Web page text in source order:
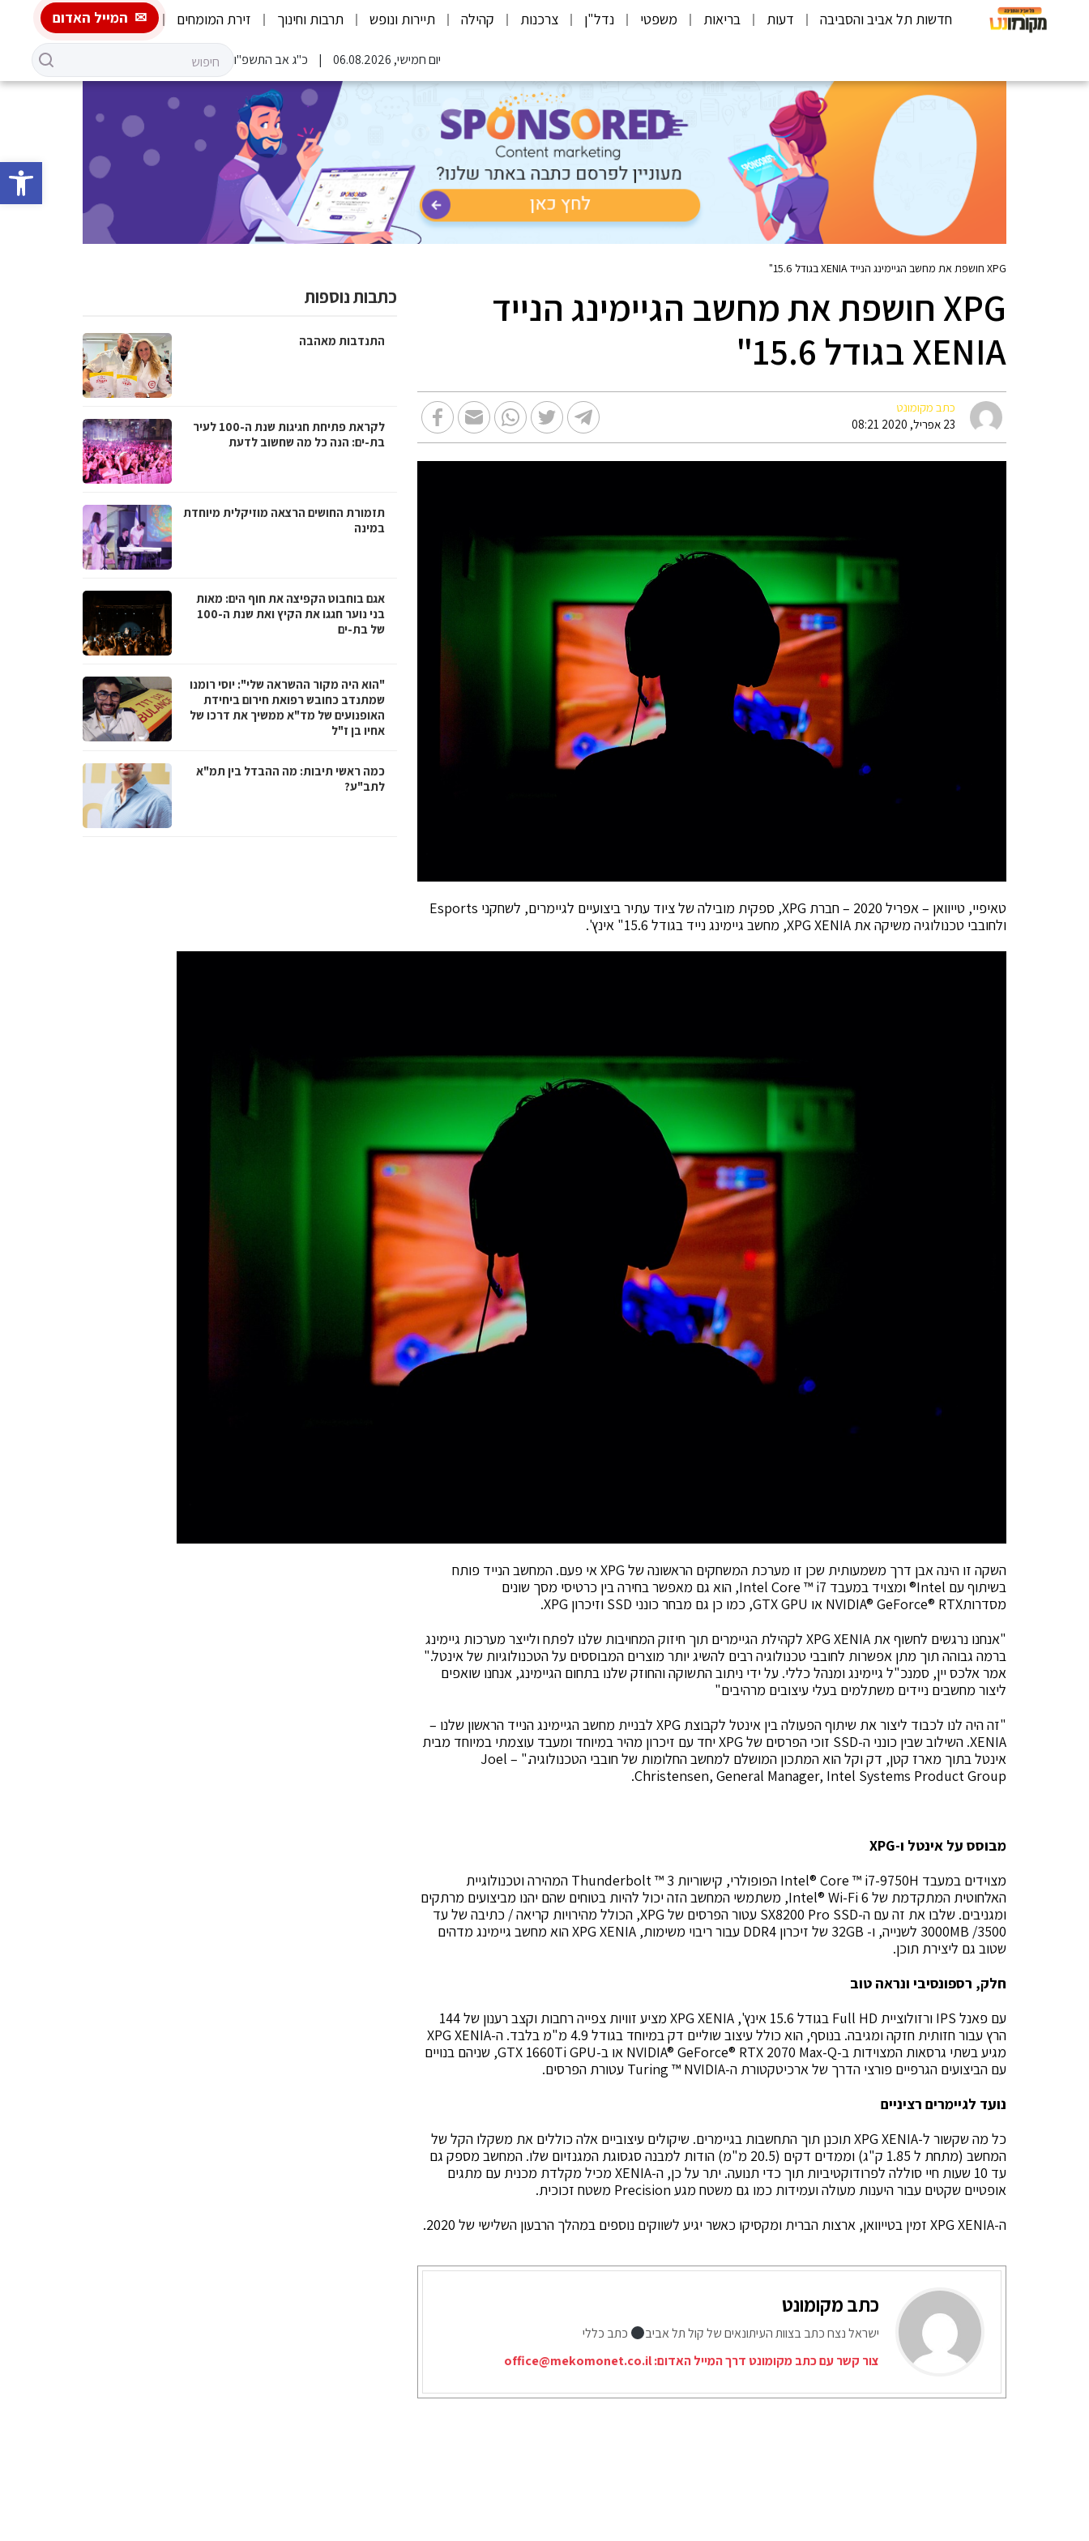
פתח
חדשות תל אביב והסביבה דעות בריאות משפטי נדל"ן צרכנות קהילה תיירות ונופש תרבות וחינוך זירת המומחים המייל האדום
יום חמישי, 06.08.2026 כ"ג אב התשפ"ו
XPG חושפת את מחשב הגיימינג הנייד XENIA בגודל 15.6"
XPG חושפת את מחשב הגיימינג הנייד
XENIA בגודל 15.6"
כתב מקומונט
23 אפריל, 2020 08:21
טאיפיי, טייוואן – אפריל 2020 – חברת XPG, ספקית מובילה של ציוד עתיר ביצועיים לגיימרים, לשחקני Esports
ולחובבי טכנולוגיה משיקה את XPG XENIA, מחשב גיימינג נייד בגודל 15.6" אינץ'.
השקה זו הינה אבן דרך משמעותית שכן זו מערכת המשחקים הראשונה של XPG אי פעם. המחשב הנייד פותח
בשיתוף עם Intel® ומצויד במעבד Intel Core ™ i7, הוא גם מאפשר בחירה בין כרטיסי מסך שונים
מסדרותNVIDIA® GeForce® RTX או GTX GPU, כמו כן גם מבחר כונני SSD וזיכרון XPG.
"אנחנו נרגשים לחשוף את XPG XENIA לקהילת הגיימרים תוך חיזוק המחויבות שלנו לפתח ולייצר מערכות גיימינג
ברמה גבוהה תוך מתן אפשרות לחובבי טכנולוגיה רבים להשיג יותר מוצרים המבוססים על הטכנולוגיות של אינטל."
אמר אלכס יין, סמנכ"ל גיימינג ומנהל כללי. על ידי ניתוב התשוקה והחוזק שלנו בתחום הגיימינג, אנחנו שואפים
ליצור מחשבים ניידים משתלמים בעלי עיצובים מרהיבים"
"זה היה לנו לכבוד ליצור את שיתוף הפעולה בין אינטל לקבוצת XPG לבניית מחשב הגיימינג הנייד הראשון שלנו –
XENIA. השילוב שבין כונני ה-SSD זוכי הפרסים של XPG יחד עם זיכרון מהיר במיוחד ומעבד עוצמתי במיוחד מבית
אינטל בתוך מארז קטן, דק וקל הוא המתכון המושלם למחשב החלומות של חובבי הטכנולוגיה." – Joel
Christensen, General Manager, Intel Systems Product Group.
מבוסס על אינטל ו-XPG
מצוידים במעבד Intel® Core ™ i7-9750H הפופולרי, קישוריות Thunderbolt ™ 3 המהירה וטכנולוגיית
האלחוטית המתקדמת של Intel® Wi-Fi 6, משתמשי המחשב הזה יכול להיות בטוחים שהם יהנו מביצועים מרתקים
ומגניבים. שלבו את זה עם ה-SX8200 Pro SSD עטור הפרסים של XPG, הכולל מהירויות קריאה / כתיבה של עד
3500/ 3000MB לשנייה, ו- 32GB של זיכרון DDR4 עבור ריבוי משימות, XPG XENIA הוא מחשב גיימינג מדהים
שטוב גם ליצירת תוכן.
חלק, רספונסיבי ונראה טוב
עם פאנל IPS ורזולוציית Full HD בגודל 15.6 אינץ', XPG XENIA מציע זוויות צפייה רחבות וקצב רענון של 144
הרץ עבור חזותית חזקה ומגיבה. בנוסף, הוא כולל עיצוב שוליים דק במיוחד בגודל 4.9 מ"מ בלבד. ה-XPG XENIA
מגיע בשתי גרסאות המצוידות ב-NVIDIA® GeForce® RTX 2070 Max-Q או ב-GTX 1660Ti GPU, שניהם בנויים
עם הביצועים הגרפיים פורצי הדרך של ארכיטקטורת ה-Turing ™ NVIDIA עטורת הפרסים.
נועד לגיימרים רציניים
כל מה שקשור ל-XPG XENIA תוכנן תוך התחשבות בגיימרים. שיקולים עיצוביים אלה כוללים את משקלו הקל של
המחשב (מתחת ל 1.85 ק"ג) וממדים דקים (20.5 מ"מ) הודות למבנה סגסוגת המגנזיום שלו. המחשב מספק גם
עד 10 שעות חיי סוללה לפרודוקטיביות תוך כדי תנועה. יתר על כן, ה-XENIA מכיל מקלדת מכנית עם מתגים
אופטיים שקטים עבור היענות מעולה ועמידות כמו גם משטח מגע Precision משטח זכוכית.
ה-XPG XENIA זמין בטייוואן, ארצות הברית ומקסיקו כאשר יגיע לשווקים נוספים במהלך הרבעון השלישי של 2020.
כתב מקומונט
ישראל נצח כתב בצוות העיתונאים של קול תל אביב
כתב כללי
צור קשר עם כתב מקומונט דרך המייל האדום:office@mekomonet.co.il
כתבות נוספות
התנדבות מאהבה
לקראת פתיחת חגיגות שנת ה-100 לעיר
בת-ים: הנה כל מה שחשוב לדעת
תזמורת החושים הרצאה מוזיקלית מיוחדת
במינה
אגם בוחבוט הקפיצה את חוף הים: מאות
בני נוער חגגו את הקיץ ואת שנת ה-100
של בת-ים
"הוא היה מקור ההשראה שלי": יוסי רומנו
שמתנדב כחובש רפואת חירום ביחידת
האופנועים של מד"א ממשיך את דרכו של
אחיו בן ז"ל
כמה ראשי תיבות: מה ההבדל בין תמ"א
לתב"ע?